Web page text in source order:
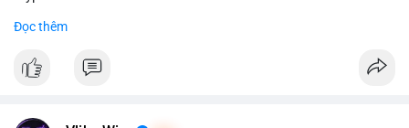
#binancesquare
$btc $eth
Đọc thêm